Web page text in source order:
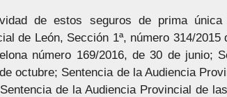
de estos seguros de prima única
de León, Sección 1ª, número 314/2015
número 169/2016, de 30 de junio;
octubre; Sentencia de la Audiencia
de la Audiencia Provincial de